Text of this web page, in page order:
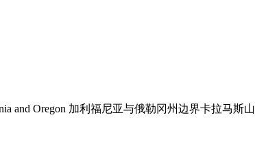
and Oregon 加利福尼亚与俄勒冈州边界卡拉马斯山